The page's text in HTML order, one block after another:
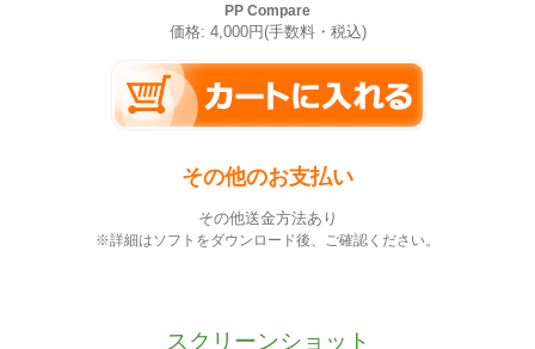
PP Compare
価格: 4,000円(手数料・税込)
その他のお支払い
その他送金方法あり
※詳細はソフトをダウンロード後、ご確認ください。
スクリーンショット